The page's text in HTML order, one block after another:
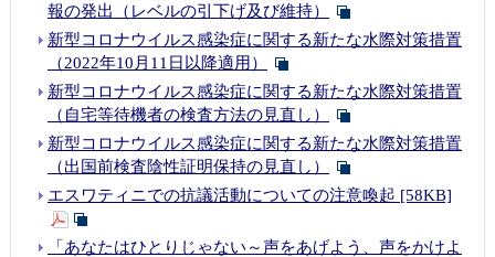
報の発出（レベルの引下げ及び維持）
新型コロナウイルス感染症に関する新たな水際対策措置
（2022年10月11日以降適用）
新型コロナウイルス感染症に関する新たな水際対策措置
（自宅等待機者の検査方法の見直し）
新型コロナウイルス感染症に関する新たな水際対策措置
（出国前検査陰性証明保持の見直し）
エスワティニでの抗議活動についての注意喚起 [58KB]
「あなたはひとりじゃない～声をあげよう、声をかけよ